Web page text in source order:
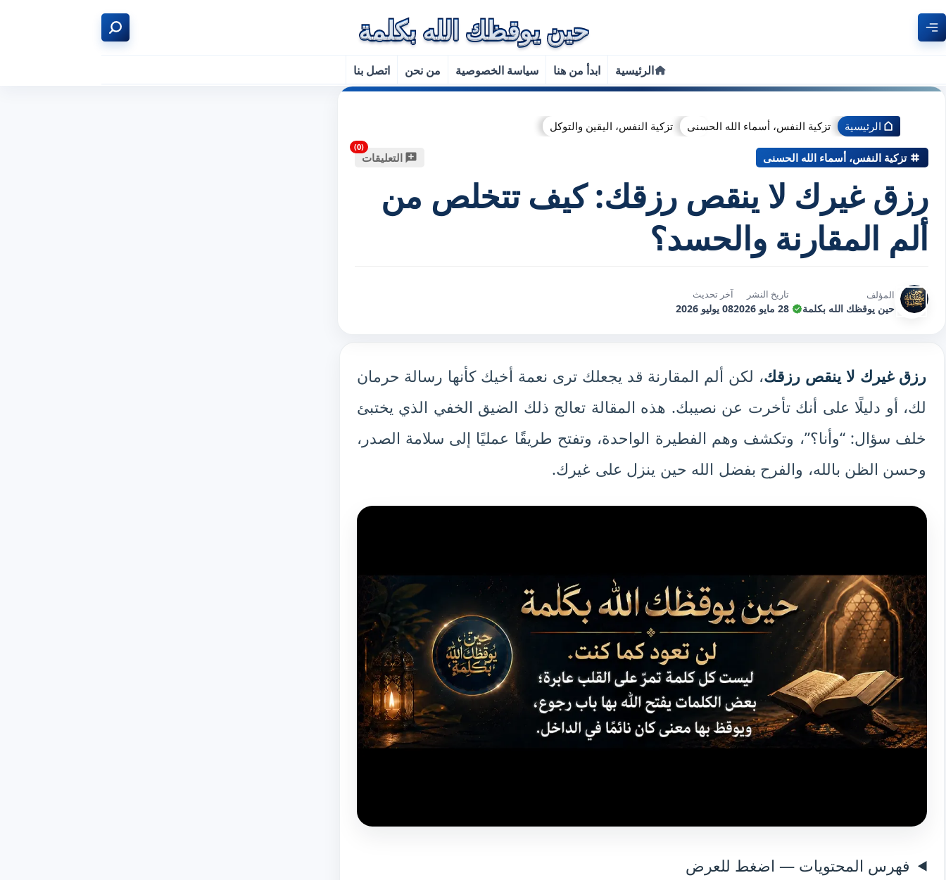
الرئيسية ابدأ من هنا سياسة الخصوصية من نحن اتصل بنا
الرئيسية تزكية النفس، أسماء الله الحسنى تزكية النفس، اليقين والتوكل
تزكية النفس، أسماء الله الحسنى التعليقات
رزق غيرك لا ينقص رزقك: كيف تتخلص من
ألم المقارنة والحسد؟
المؤلف
حين يوقظك الله بكلمة
تاريخ النشر
28 مايو 2026
آخر تحديث
08 يوليو 2026
رزق غيرك لا ينقص رزقك، لكن ألم المقارنة قد يجعلك ترى نعمة أخيك كأنها رسالة حرمان
لك، أو دليلًا على أنك تأخرت عن نصيبك. هذه المقالة تعالج ذلك الضيق الخفي الذي يختبئ
خلف سؤال: “وأنا؟”، وتكشف وهم الفطيرة الواحدة، وتفتح طريقًا عمليًا إلى سلامة الصدر،
وحسن الظن بالله، والفرح بفضل الله حين ينزل على غيرك.
فهرس المحتويات — اضغط للعرض